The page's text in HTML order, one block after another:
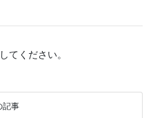
してください。
記事